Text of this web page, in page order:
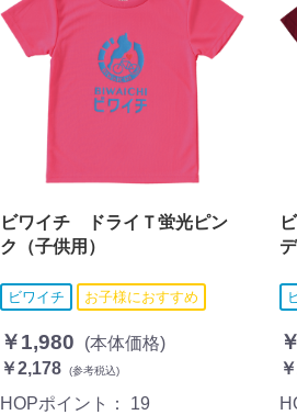
ビワイチ ドライＴ蛍光ピン
ク（子供用）
ビワイチ お子様におすすめ
￥1,980
(本体価格)
￥2,178
(参考税込)
HOPポイント： 19